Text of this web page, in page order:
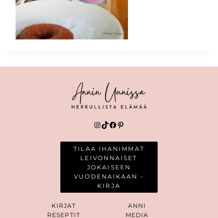
Instagram
TikTok
Facebook
Pinterest
TILAA IHANIMMAT
LEIVONNAISET
JOKAISEEN
VUODENAIKAAN -
KIRJA
KIRJAT
RESEPTIT
ANNI
MEDIA